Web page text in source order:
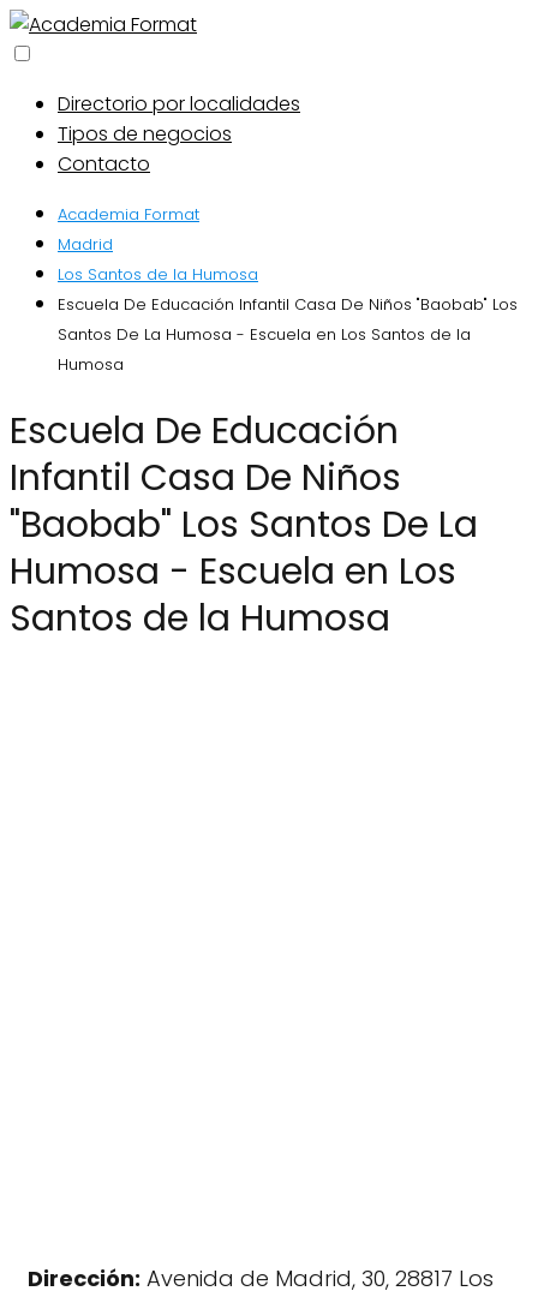
Directorio por localidades
Tipos de negocios
Contacto
Academia Format
Madrid
Los Santos de la Humosa
Escuela De Educación Infantil Casa De Niños "Baobab" Los
Santos De La Humosa - Escuela en Los Santos de la
Humosa
Escuela De Educación
Infantil Casa De Niños
"Baobab" Los Santos De La
Humosa - Escuela en Los
Santos de la Humosa
Dirección: Avenida de Madrid, 30, 28817 Los